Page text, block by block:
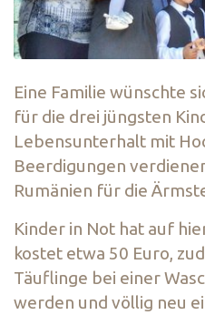
Eine Familie wünschte
für die drei jüngsten
Lebensunterhalt mit
Beerdigungen
Rumänien für die
Kinder in Not hat auf
kostet etwa 50 Euro,
Täuflinge bei einer
werden und völlig neu